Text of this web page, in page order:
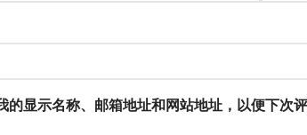
的显示名称、邮箱地址和网站地址，以便下次评